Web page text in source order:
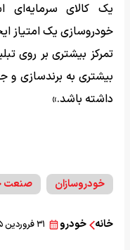
یک کالای
خودروسازی یک امتیاز
تمرکز بیشتری بر روی
بیشتری به برندسازی و
داشته باشد.»
خودروسازان صنعت
خانه خودرو ۳۱ فروردین ۱۴۰۵